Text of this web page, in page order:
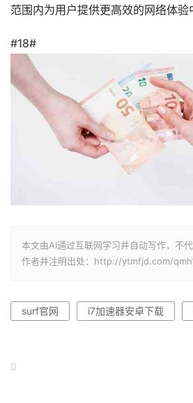
范围内为用户提供更高效的网络体验
#18#
本文由AI通过互联网学习并自动写作，不
作者并注明出处：http://ytmfjd.com/
surf官网 i7加速器安卓下载
0